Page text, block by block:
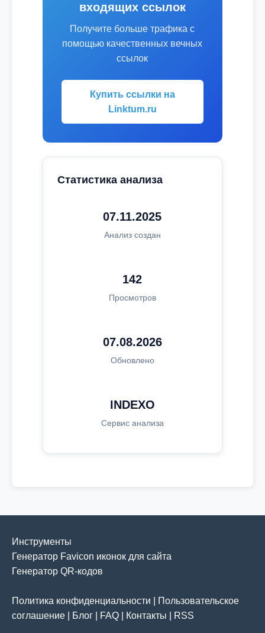
входящих ссылок
Получите больше трафика с
помощью качественных вечных
ссылок
Купить ссылки на
Linktum.ru
Статистика анализа
07.11.2025
Анализ создан
142
Просмотров
07.08.2026
Обновлено
INDEXO
Сервис анализа
Инструменты
Генератор Favicon иконок для сайта
Генератор QR-кодов
Политика конфиденциальности
Пользовательское
соглашение
Блог FAQ Контакты RSS